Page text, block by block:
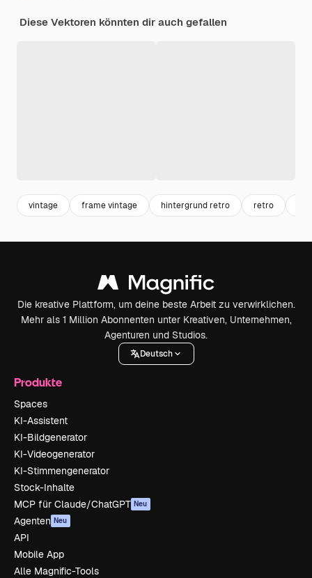
Diese Vektoren könnten dir auch gefallen
vintage frame vintage hintergrund retro retro
Die kreative Plattform, um deine beste Arbeit zu verwirklichen.
Mehr als 1 Million Abonnenten unter Kreativen, Unternehmen,
Agenturen und Studios.
Deutsch
Produkte
Spaces
KI-Assistent
KI-Bildgenerator
KI-Videogenerator
KI-Stimmengenerator
Stock-Inhalte
MCP für Claude/ChatGPT Neu
Agenten Neu
API
Mobile App
Alle Magnific-Tools